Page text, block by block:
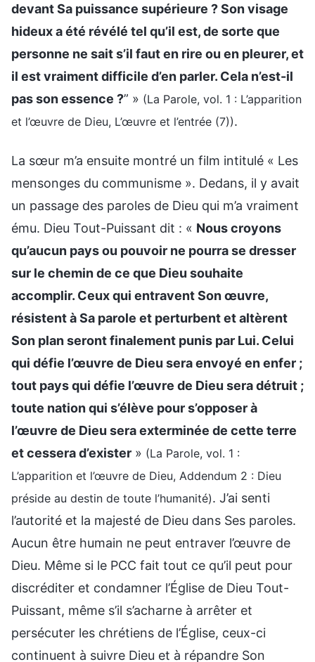
devant Sa puissance supérieure ? Son visage
hideux a été révélé tel qu’il est, de sorte que
personne ne sait s’il faut en rire ou en pleurer, et
il est vraiment difficile d’en parler. Cela n’est-il
pas son essence ?” » (La Parole, vol. 1 : L’apparition
et l’œuvre de Dieu, L’œuvre et l’entrée (7)).
La sœur m’a ensuite montré un film intitulé « Les
mensonges du communisme ». Dedans, il y avait
un passage des paroles de Dieu qui m’a vraiment
ému. Dieu Tout-Puissant dit : « Nous croyons
qu’aucun pays ou pouvoir ne pourra se dresser
sur le chemin de ce que Dieu souhaite
accomplir. Ceux qui entravent Son œuvre,
résistent à Sa parole et perturbent et altèrent
Son plan seront finalement punis par Lui. Celui
qui défie l’œuvre de Dieu sera envoyé en enfer ;
tout pays qui défie l’œuvre de Dieu sera détruit ;
toute nation qui s’élève pour s’opposer à
l’œuvre de Dieu sera exterminée de cette terre
et cessera d’exister » (La Parole, vol. 1 :
L’apparition et l’œuvre de Dieu, Addendum 2 : Dieu
préside au destin de toute l’humanité). J’ai senti
l’autorité et la majesté de Dieu dans Ses paroles.
Aucun être humain ne peut entraver l’œuvre de
Dieu. Même si le PCC fait tout ce qu’il peut pour
discréditer et condamner l’Église de Dieu Tout-
Puissant, même s’il s’acharne à arrêter et
persécuter les chrétiens de l’Église, ceux-ci
continuent à suivre Dieu et à répandre Son